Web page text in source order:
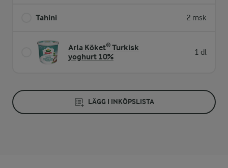
Tahini 2 msk
Arla Köket® Turkisk
yoghurt 10%
1 dl
LÄGG I INKÖPSLISTA